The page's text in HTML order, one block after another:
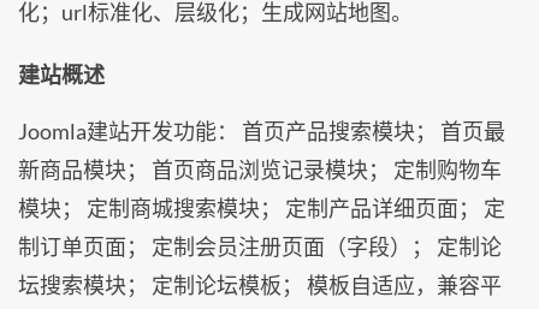
化；url标准化、层级化；生成网站地图。
建站概述
Joomla建站开发功能： 首页产品搜索模块； 首页最
新商品模块； 首页商品浏览记录模块； 定制购物车
模块； 定制商城搜索模块； 定制产品详细页面； 定
制订单页面； 定制会员注册页面（字段）； 定制论
坛搜索模块； 定制论坛模板； 模板自适应，兼容平